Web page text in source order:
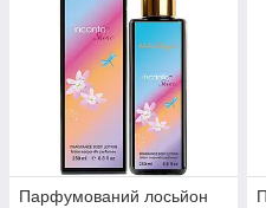
Парфумований лосьйон